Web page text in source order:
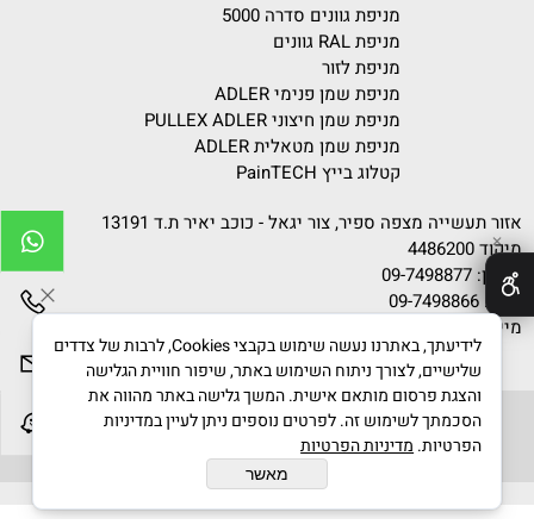
מניפת גוונים סדרה 5000
מניפת RAL גוונים
מניפת לזור
מניפת שמן פנימי ADLER
מניפת שמן חיצוני PULLEX ADLER
מניפת שמן מטאלית ADLER
קטלוג בייץ PainTECH
אזור תעשייה מצפה ספיר, צור יגאל - כוכב יאיר ת.ד 13191
מיקוד 4486200
טלפון: 09-7498877
פקס: 09-7498866
מייל:
גוונים © 2020 All Rights Reserved
✕
לידיעתך, באתרנו נעשה שימוש בקבצי Cookies, לרבות של צדדים
שלישיים, לצורך ניתוח השימוש באתר, שיפור חוויית הגלישה
והצגת פרסום מותאם אישית. המשך גלישה באתר מהווה את
הסכמתך לשימוש זה. לפרטים נוספים ניתן לעיין במדיניות
הפרטיות. מדיניות הפרטיות
מאשר